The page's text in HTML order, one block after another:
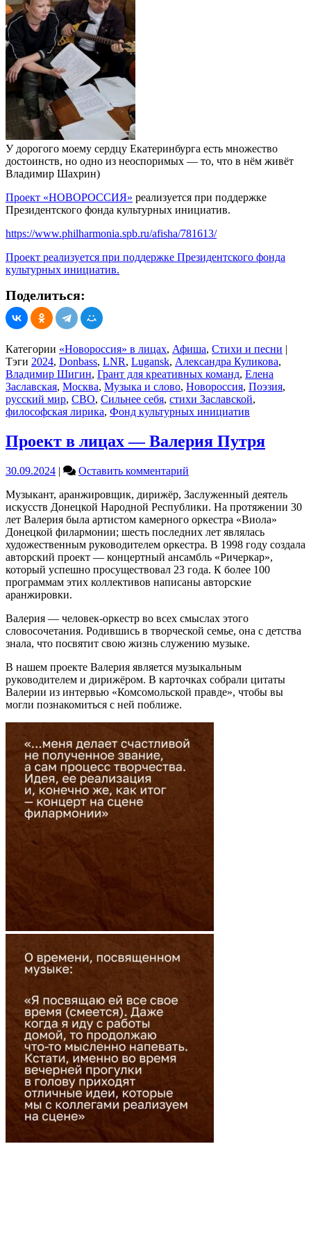
У дорогого моему сердцу Екатеринбурга есть множество
достоинств, но одно из неоспоримых — то, что в нём живёт
Владимир Шахрин)
Проект «НОВОРОССИЯ» реализуется при поддержке
Президентского фонда культурных инициатив.
https://www.philharmonia.spb.ru/afisha/781613/
Проект реализуется при поддержке Президентского фонда
культурных инициатив.
Поделиться:
Категории «Новороссия» в лицах, Афиша, Стихи и песни |
Тэги 2024, Donbass, LNR, Lugansk, Александра Куликова,
Владимир Шигин, Грант для креативных команд, Елена
Заславская, Москва, Музыка и слово, Новороссия, Поэзия,
русский мир, СВО, Сильнее себя, стихи Заславской,
философская лирика, Фонд культурных инициатив
Проект в лицах — Валерия Путря
30.09.2024 | Оставить комментарий
в
лицах
—
Валерия
Путря
Музыкант, аранжировщик, дирижёр, Заслуженный деятель
искусств Донецкой Народной Республики. На протяжении 30
лет Валерия была артистом камерного оркестра «Виола»
Донецкой филармонии; шесть последних лет являлась
художественным руководителем оркестра. В 1998 году создала
авторский проект — концертный ансамбль «Ричеркар»,
который успешно просуществовал 23 года. К более 100
программам этих коллективов написаны авторские
аранжировки.
Валерия — человек-оркестр во всех смыслах этого
словосочетания. Родившись в творческой семье, она с детства
знала, что посвятит свою жизнь служению музыке.
В нашем проекте Валерия является музыкальным
руководителем и дирижёром. В карточках собрали цитаты
Валерии из интервью «Комсомольской правде», чтобы вы
могли познакомиться с ней поближе.